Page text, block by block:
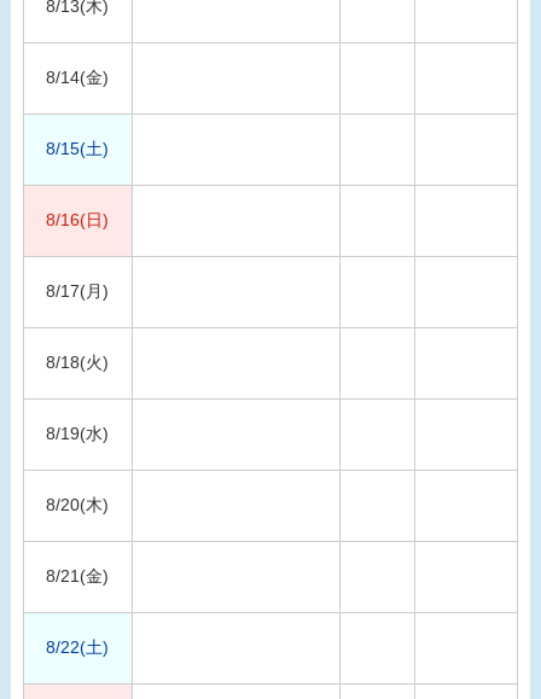
8/13(木)
8/14(金)
8/15(土)
8/16(日)
8/17(月)
8/18(火)
8/19(水)
8/20(木)
8/21(金)
8/22(土)